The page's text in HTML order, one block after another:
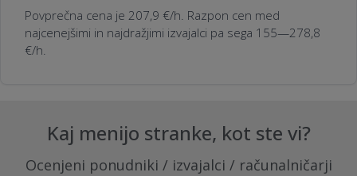
Povprečna cena je 207,9 €/h. Razpon cen med
najcenejšimi in najdražjimi izvajalci pa sega 155—278,8
€/h.
Kaj menijo stranke, kot ste vi?
Ocenjeni ponudniki / izvajalci / računalničarji